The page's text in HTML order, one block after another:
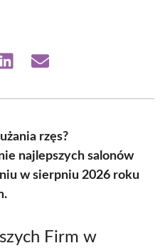
Share Share
rzęs?
najlepszych salonów
w sierpniu 2026 roku
Firm w